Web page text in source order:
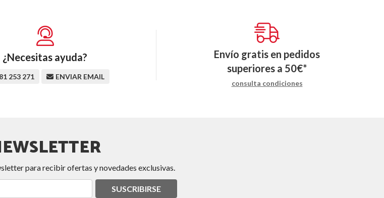
¿Necesitas ayuda?
253 271 ENVIAR EMAIL
Envío gratis en pedidos
superiores a 50€*
consulta condiciones
para recibir ofertas y novedades exclusivas.
SUSCRIBIRSE